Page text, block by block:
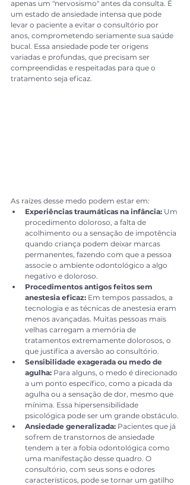
apenas um "nervosismo" antes da consulta. É
um estado de ansiedade intensa que pode
levar o paciente a evitar o consultório por
anos, comprometendo seriamente sua saúde
bucal. Essa ansiedade pode ter origens
variadas e profundas, que precisam ser
compreendidas e respeitadas para que o
tratamento seja eficaz.
As raízes desse medo podem estar em:
Experiências traumáticas na infância: Um
procedimento doloroso, a falta de
acolhimento ou a sensação de impotência
quando criança podem deixar marcas
permanentes, fazendo com que a pessoa
associe o ambiente odontológico a algo
negativo e doloroso.
Procedimentos antigos feitos sem
anestesia eficaz: Em tempos passados, a
tecnologia e as técnicas de anestesia eram
menos avançadas. Muitas pessoas mais
velhas carregam a memória de
tratamentos extremamente dolorosos, o
que justifica a aversão ao consultório.
Sensibilidade exagerada ou medo de
agulha: Para alguns, o medo é direcionado
a um ponto específico, como a picada da
agulha ou a sensação de dor, mesmo que
mínima. Essa hipersensibilidade
psicológica pode ser um grande obstáculo.
Ansiedade generalizada: Pacientes que já
sofrem de transtornos de ansiedade
tendem a ter a fobia odontológica como
uma manifestação desse quadro. O
consultório, com seus sons e odores
característicos, pode se tornar um gatilho